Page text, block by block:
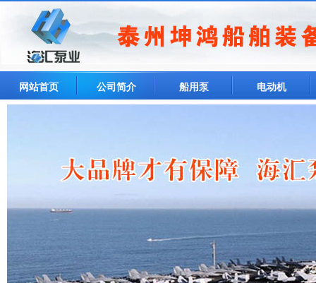
网站首页 公司简介 船用泵 电动机